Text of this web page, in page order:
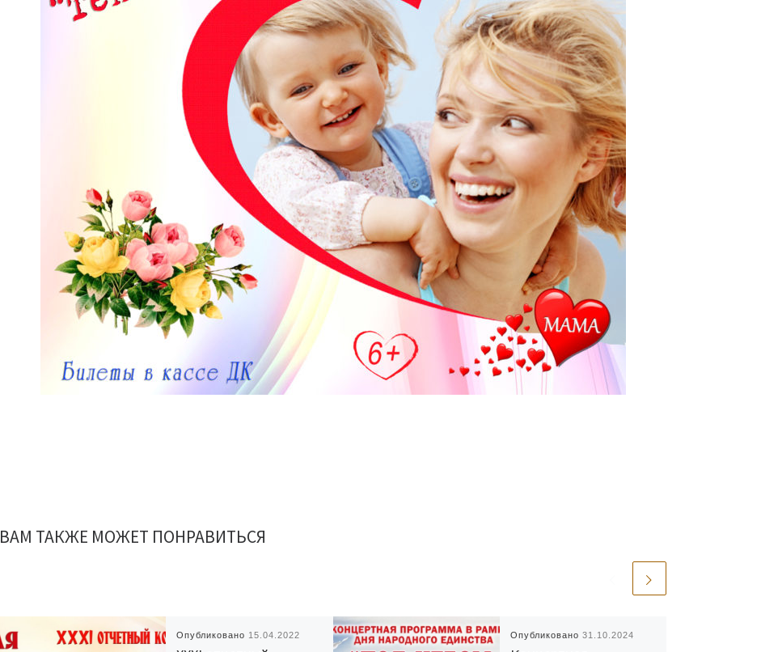
ВАМ ТАКЖЕ МОЖЕТ ПОНРАВИТЬСЯ
Опубликовано 15.04.2022 Опубликовано 31.10.2024